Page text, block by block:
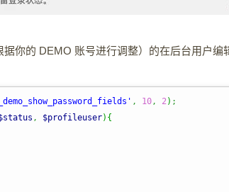
你的 DEMO 账号进行调整）的在后台用户编
, 10, 2) ;
, $profileuser) {